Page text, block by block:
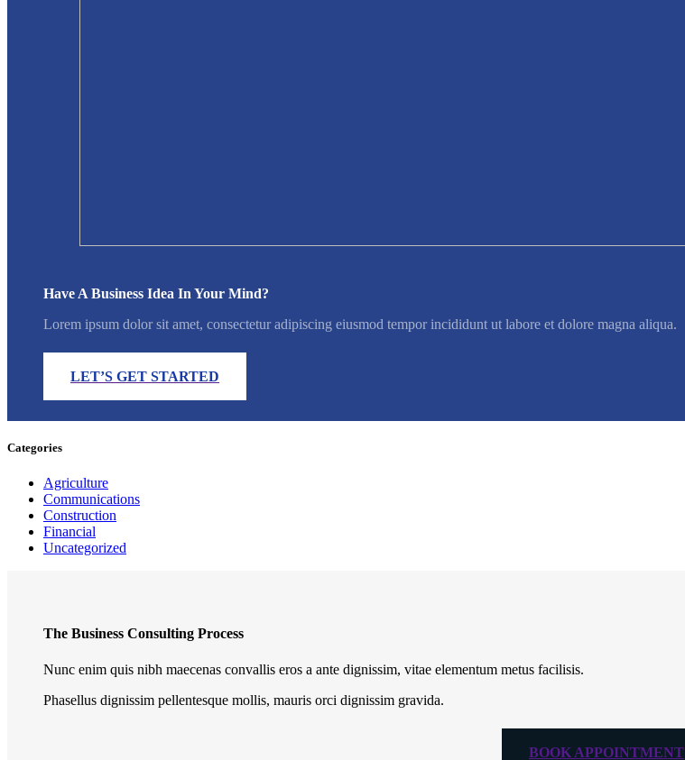
Have A Business Idea In Your Mind?
Lorem ipsum dolor sit amet, consectetur adipiscing eiusmod tempor incididunt ut labore et dolore magna aliqua.
LET’S GET STARTED
Categories
Agriculture
Communications
Construction
Financial
Uncategorized
The Business Consulting Process
Nunc enim quis nibh maecenas convallis eros a ante dignissim, vitae elementum metus facilisis.
Phasellus dignissim pellentesque mollis, mauris orci dignissim gravida.
BOOK APPOINTMENT